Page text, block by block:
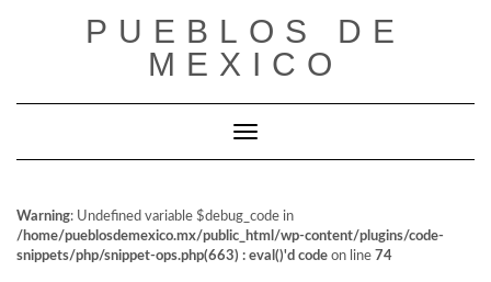
PUEBLOS DE
MEXICO
Cambiar modo de navegación
Warning: Undefined variable $debug_code in
/home/pueblosdemexico.mx/public_html/wp-content/plugins/code-
snippets/php/snippet-ops.php(663) : eval()'d code on line 74